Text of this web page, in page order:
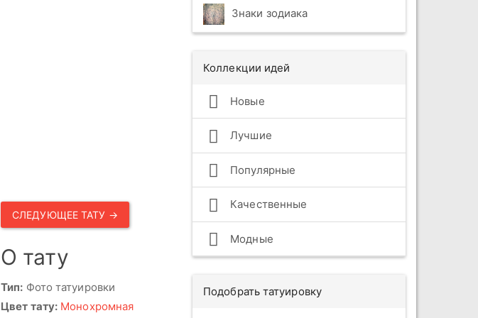
СЛЕДУЮЩЕЕ ТАТУ →
О тату
Тип: Фото татуировки
Цвет тату: Монохромная
Знаки зодиака
Коллекции идей
Новые
Лучшие
Популярные
Качественные
Модные
Подобрать татуировку